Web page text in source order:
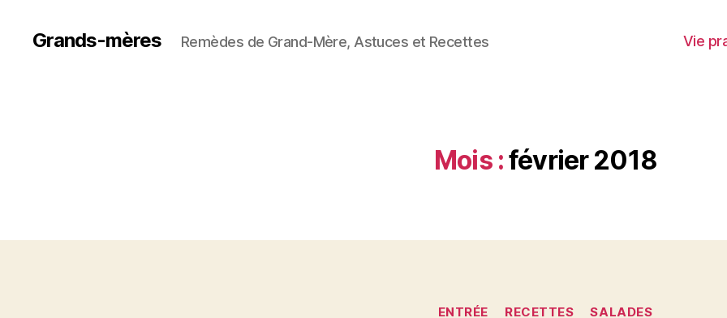
Grands-mères Remèdes de Grand-Mère, Astuces et Recettes Vie
Mois :février 2018
Catégories
ENTRÉE RECETTES SALADES